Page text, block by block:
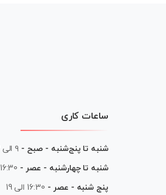
ساعات کاری
شنبه تا پنج‌شنبه - صبح - ۹ الی ۱۳
شنبه تا چهارشنبه - عصر - 16:30 الی 20
پنج شنبه - عصر - 16:30 الی 19